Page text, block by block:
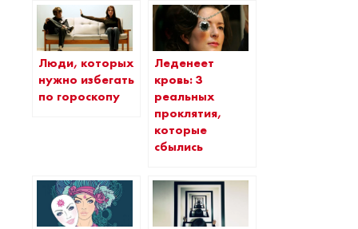
Люди, которых
нужно избегать
по гороскопу
Леденеет
кровь: 3
реальных
проклятия,
которые
сбылись